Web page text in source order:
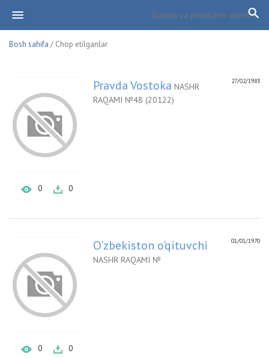
Bosh sahifa / Chop etilganlar
0 0
27/02/1983
Pravda Vostoka NASHR
RAQAMI №48 (20122)
0 0
01/01/1970
O'zbekiston o'qituvchi
NASHR RAQAMI №